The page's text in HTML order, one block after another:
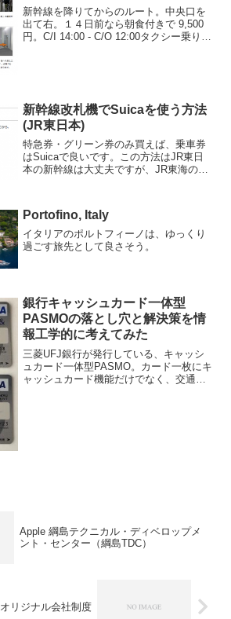
新幹線を降りてからのルート。中央口を
出て右。１４日前なら朝食付きで 9,500
円。C/I 14:00 - C/O 12:00タクシー乗り場
新幹線改札機でSuicaを使う方法
(JR東日本)
特急券・グリーン券のみ買えば、乗車券
はSuicaで良いです。この方法はJR東日
本の新幹線は大丈夫ですが、JR東海の新
あるので、要注意です（2017年10月実験
済）
Portofino, Italy
イタリアのポルトフィーノは、ゆっくり
過ごす旅先として良さそう。
銀行キャッシュカード一体型
PASMOの落とし穴と解決策を情
報工学的に考えてみた
三菱UFJ銀行が発行している、キャッシ
ュカード一体型PASMO。カード一枚にキ
ャッシュカード機能だけでなく、交通系
Apple 綱島テクニカル・ディベロップメ
ント・センター（綱島TDC）
オリジナル会社制度